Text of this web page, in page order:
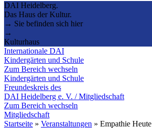
DAI Heidelberg.
Das Haus der Kultur.
→ Sie befinden sich hier
→
Kulturhaus
Internationale DAI
Kindergärten und Schule
Zum Bereich wechseln
Kindergärten und Schule
Freundeskreis des
DAI Heidelberg e. V. / Mitgliedschaft
Zum Bereich wechseln
Mitgliedschaft
Startseite » Veranstaltungen » Empathie Heute